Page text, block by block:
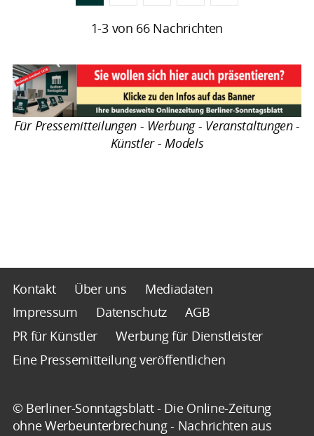
1-3 von 66 Nachrichten
Für Pressemitteilungen - Werbung - Veranstaltungen -
Künstler - Models
Kontakt Über uns
Mediadaten
Impressum
Datenschutz
AGB
PR für Künstler
Werbung für Dienstleister
Eine Pressemitteilung veröffentlichen
© Berliner-Sonntagsblatt - Die Online-Zeitung
ohne Werbeunterbrechung - Nachrichten aus